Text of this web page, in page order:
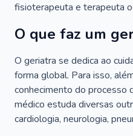
fisioterapeuta e terapeuta
O que faz um
O geriatra se dedica ao
forma global. Para isso,
conhecimento do processo
médico estuda diversas
cardiologia, neurologia,